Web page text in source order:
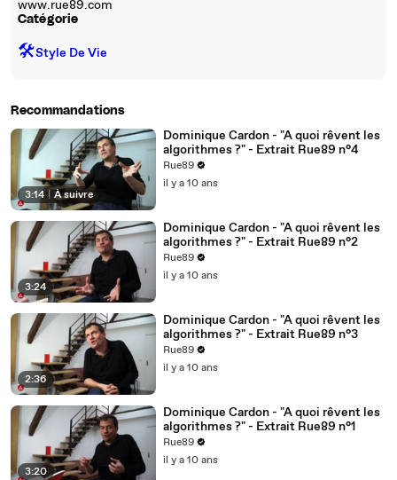
www.rue89.com
Catégorie
🛠️Style De Vie
Recommandations
3:14 À suivre
Dominique Cardon - "A quoi rêvent les
algorithmes ?" - Extrait Rue89 n°4
Rue89
il y a 10 ans
3:24
Dominique Cardon - "A quoi rêvent les
algorithmes ?" - Extrait Rue89 n°2
Rue89
il y a 10 ans
2:36
Dominique Cardon - "A quoi rêvent les
algorithmes ?" - Extrait Rue89 n°3
Rue89
il y a 10 ans
3:20
Dominique Cardon - "A quoi rêvent les
algorithmes ?" - Extrait Rue89 n°1
Rue89
il y a 10 ans